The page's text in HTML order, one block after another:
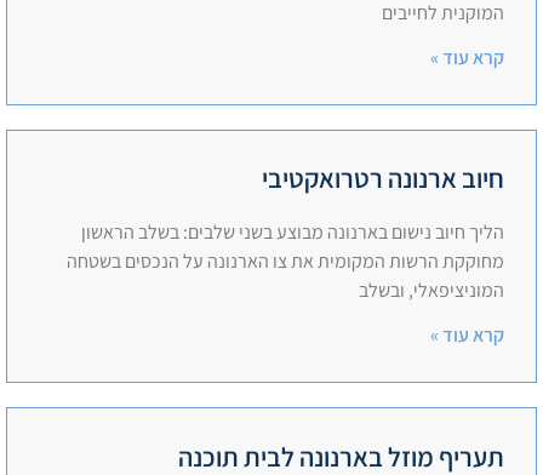
המוקנית לחייבים
קרא עוד »
חיוב ארנונה רטרואקטיבי
הליך חיוב נישום בארנונה מבוצע בשני שלבים: בשלב הראשון
מחוקקת הרשות המקומית את צו הארנונה על הנכסים בשטחה
המוניציפאלי, ובשלב
קרא עוד »
תעריף מוזל בארנונה לבית תוכנה